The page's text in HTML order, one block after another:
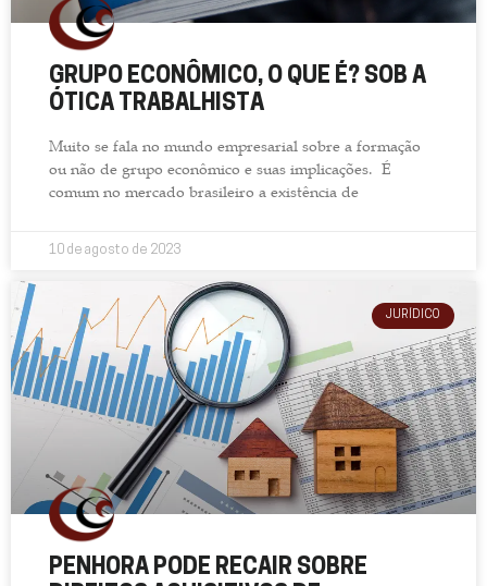
GRUPO ECONÔMICO, O QUE É? SOB A
ÓTICA TRABALHISTA
Muito se fala no mundo empresarial sobre a formação
ou não de grupo econômico e suas implicações. É
comum no mercado brasileiro a existência de
10 de agosto de 2023
JURÍDICO
PENHORA PODE RECAIR SOBRE